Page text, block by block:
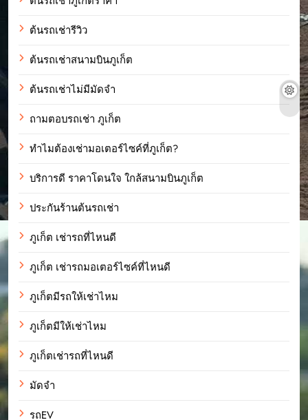
ต้นรถเช่ารีวิว
ต้นรถเช่าสนามบินภูเก็ต
ต้นรถเช่าไม่มีมัดจำ
ถามตอบรถเช่า ภูเก็ต
ทำไมต้องเช่ามอเตอร์ไซค์ที่ภูเก็ต?
บริการดี ราคาโดนใจ ใกล้สนามบินภูเก็ต
ประกันร้านต้นรถเช่า
ภูเก็ต เช่ารถที่ไหนดี
ภูเก็ต เช่ารถมอเตอร์ไซค์ที่ไหนดี
ภูเก็ตมีรถให้เช่าไหม
ภูเก็ตมีให้เช่าไหม
ภูเก็ตเช่ารถที่ไหนดี
มัดจำ
รถEV